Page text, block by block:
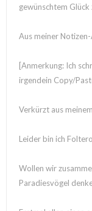
gewünschtem Glück
Aus meiner
[Anmerkung: Ich
irgendein Copy/
Verkürzt aus
Leider bin ich
Wollen wir
Paradiesvögel